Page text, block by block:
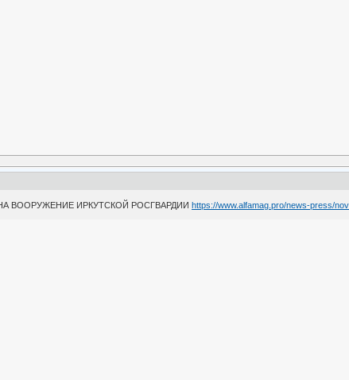
ВООРУЖЕНИЕ ИРКУТСКОЙ РОСГВАРДИИ https://www.alfamag.pro/news-press/